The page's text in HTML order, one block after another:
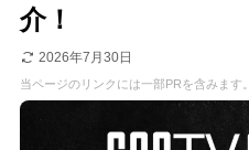
介！
2026年7月30日
当ページのリンクには一部PRを含みます。